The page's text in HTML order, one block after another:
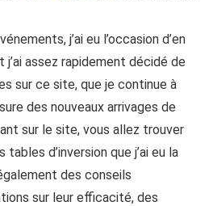
j’ai eu l’occasion d’en
assez rapidement décidé de
sur ce site, que je continue à
des nouveaux arrivages de
sur le site, vous allez trouver
d’inversion que j’ai eu la
des conseils
sur leur efficacité, des